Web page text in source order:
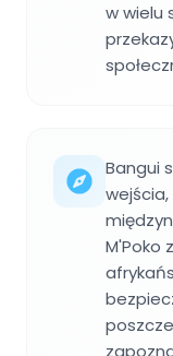
w wielu
Bangui
M'Poko